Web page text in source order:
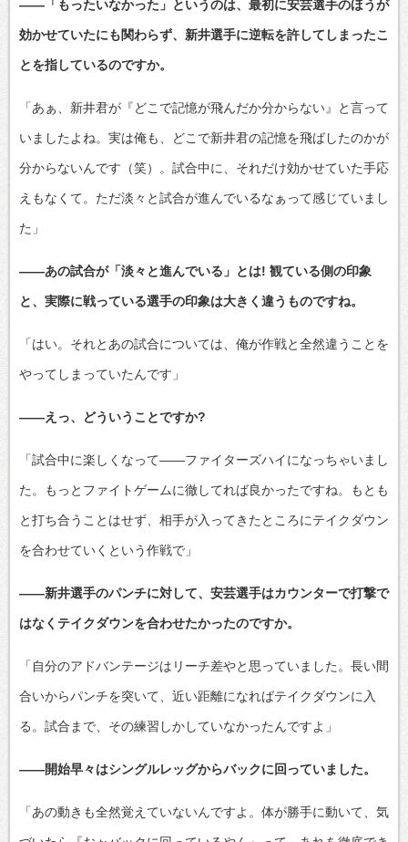
――「もったいなかった」というのは、最初に安芸選手のほうが
効かせていたにも関わらず、新井選手に逆転を許してしまったこ
とを指しているのですか。
「あぁ、新井君が『どこで記憶が飛んだか分からない』と言って
いましたよね。実は俺も、どこで新井君の記憶を飛ばしたのかが
分からないんです（笑）。試合中に、それだけ効かせていた手応
えもなくて。ただ淡々と試合が進んでいるなぁって感じていまし
た」
――あの試合が「淡々と進んでいる」とは! 観ている側の印象
と、実際に戦っている選手の印象は大きく違うものですね。
「はい。それとあの試合については、俺が作戦と全然違うことを
やってしまっていたんです」
――えっ、どういうことですか?
「試合中に楽しくなって――ファイターズハイになっちゃいまし
た。もっとファイトゲームに徹してれば良かったですね。もとも
と打ち合うことはせず、相手が入ってきたところにテイクダウン
を合わせていくという作戦で」
――新井選手のパンチに対して、安芸選手はカウンターで打撃で
はなくテイクダウンを合わせたかったのですか。
「自分のアドバンテージはリーチ差やと思っていました。長い間
合いからパンチを突いて、近い距離になればテイクダウンに入
る。試合まで、その練習しかしていなかったんですよ」
――開始早々はシングルレッグからバックに回っていました。
「あの動きも全然覚えていないんですよ。体が勝手に動いて、気